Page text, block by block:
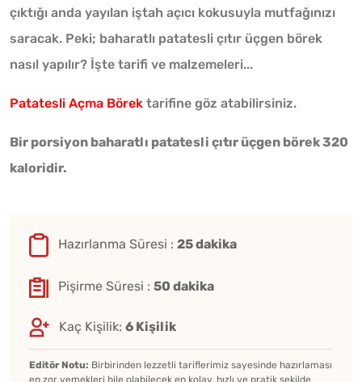
çıktığı anda yayılan iştah açıcı kokusuyla mutfağınızı
saracak. Peki; baharatlı patatesli çıtır üçgen börek
nasıl yapılır? İşte tarifi ve malzemeleri...
Patatesli Açma Börek tarifine göz atabilirsiniz.
Bir porsiyon baharatlı patatesli çıtır üçgen börek 320
kaloridir.
Hazırlanma Süresi : 25 dakika
Pişirme Süresi : 50 dakika
Kaç Kişilik: 6 Kişilik
Editör Notu: Birbirinden lezzetli tariflerimiz sayesinde hazırlaması